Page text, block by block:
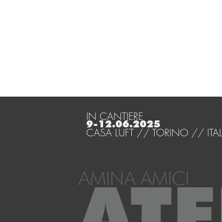
IN CANTIERE
9-12.06.2025
CASA LUFT // TORINO //
AMINA AMICI